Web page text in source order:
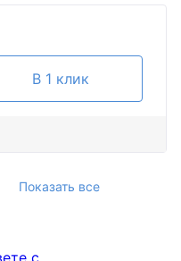
В 1 клик
Показать все